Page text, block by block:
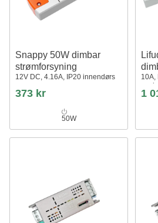
Snappy 50W dimbar
strømforsyning
12V DC, 4.16A, IP20 innendørs
373 kr
50W
10A,
1